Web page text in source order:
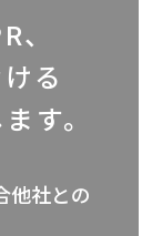
、
る
す。
他社との